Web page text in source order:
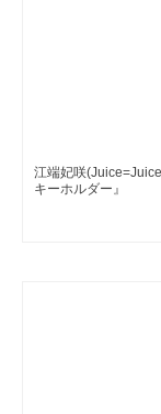
江端妃咲
キーホルダー』